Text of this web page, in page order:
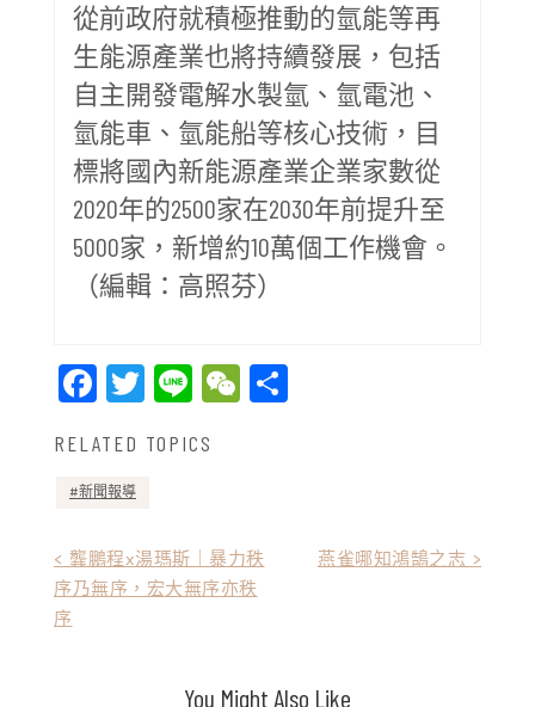
從前政府就積極推動的氫能等再
生能源產業也將持續發展，包括
自主開發電解水製氫、氫電池、
氫能車、氫能船等核心技術，目
標將國內新能源產業企業家數從
2020年的2500家在2030年前提升至
5000家，新增約10萬個工作機會。
（編輯：高照芬）
Facebook
Twitter
LineWeChat
RELATED TOPICS
新聞報導
< 龔鵬程x湯瑪斯｜暴力秩
序乃無序，宏大無序亦秩
序
燕雀哪知鴻鵠之志 >
You Might Also Like